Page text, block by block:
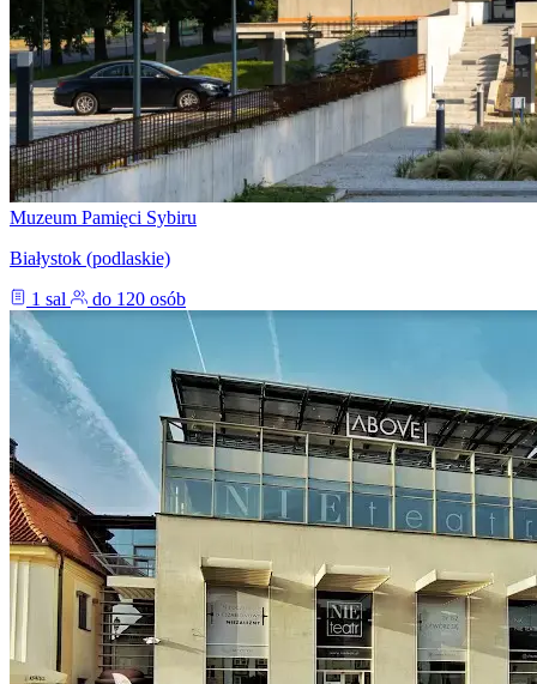
Muzeum Pamięci Sybiru
Białystok (podlaskie)
1 sal
do 120 osób